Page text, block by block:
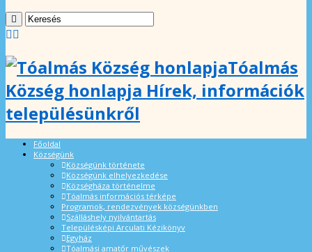
Tóalmás
Község honlapja Hírek, információk
településünkről
Főoldal
Községünk
Községünk története
Községünk elhelyezkedése
Községháza történelme
Tóalmás információs térképe
Programok, rendezvények községünkben
Szálláshely nyilvántartás
Településképi Arculati Kézikönyv
Egyház
Tóalmási amatőr művészek